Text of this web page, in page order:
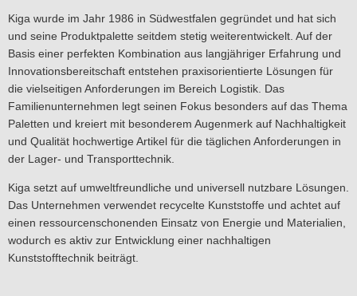
Kiga wurde im Jahr 1986 in Südwestfalen gegründet und hat sich
und seine Produktpalette seitdem stetig weiterentwickelt. Auf der
Basis einer perfekten Kombination aus langjähriger Erfahrung und
Innovationsbereitschaft entstehen praxisorientierte Lösungen für
die vielseitigen Anforderungen im Bereich Logistik. Das
Familienunternehmen legt seinen Fokus besonders auf das Thema
Paletten und kreiert mit besonderem Augenmerk auf Nachhaltigkeit
und Qualität hochwertige Artikel für die täglichen Anforderungen in
der Lager- und Transporttechnik.
Kiga setzt auf umweltfreundliche und universell nutzbare Lösungen.
Das Unternehmen verwendet recycelte Kunststoffe und achtet auf
einen ressourcenschonenden Einsatz von Energie und Materialien,
wodurch es aktiv zur Entwicklung einer nachhaltigen
Kunststofftechnik beiträgt.